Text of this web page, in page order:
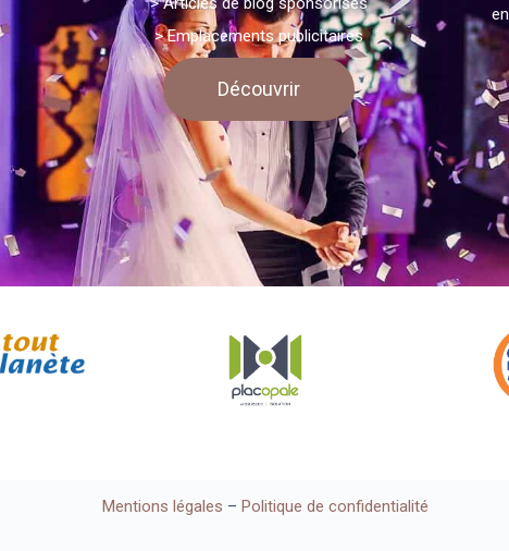
> Emplacements publicitaires
Découvrir
Mentions légales – Politique de confidentialité